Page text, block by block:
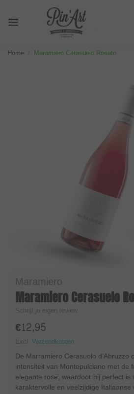
Home Maramiero Cerasuelo Rosato
Maramiero
Maramiero Cerasuelo
Schrijf je eigen review
€12,95
Excl. Verzendkosten
De Marramiero Cerasuolo d’Abruzzo
intensiteit van Montepulciano met de
elegante rosé, waardoor hij perfect
karaktervolle en veelzijdige Italiaanse